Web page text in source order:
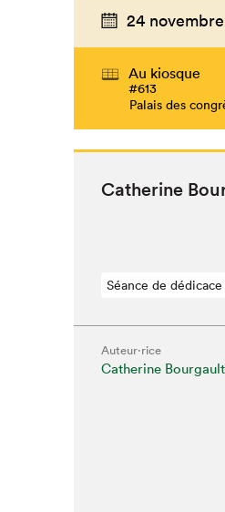
24
Au kiosque
#613
Palais des
Cather­ine
Séance de dédicace
Auteur·rice
Catherine Bourgault